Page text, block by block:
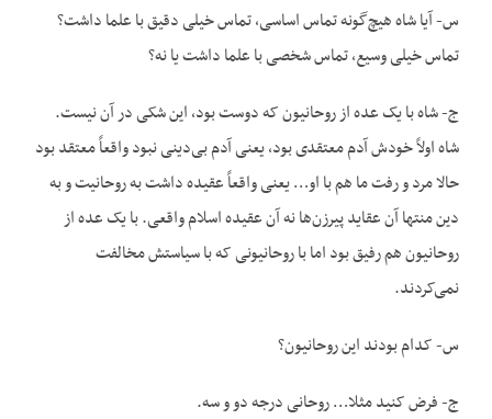
س- آیا شاه هیچ‌گونه تماس اساسی، تماس خیلی دقیق با علما داشت؟
تماس خیلی وسیع، تماس شخصی با علما داشت یا نه؟
ج- شاه با یک عده از روحانیون که دوست بود، این شکی در آن نیست.
شاه اولاً خودش آدم معتقدی بود، یعنی آدم بی‌دینی نبود واقعاً معتقد بود
حالا مرد و رفت ما هم با او… یعنی واقعاً عقیده‌ داشت به روحانیت و به
دین منتها آن عقاید پیرزن‌ها نه آن عقیده‌ اسلام واقعی. با یک عده از
روحانیون هم رفیق بود اما با روحانیونی که با سیاستش مخالفت
نمی‌کردند.
س- کدام بودند این روحانیون؟
ج- فرض کنید مثلا… روحانی درجه دو و سه.